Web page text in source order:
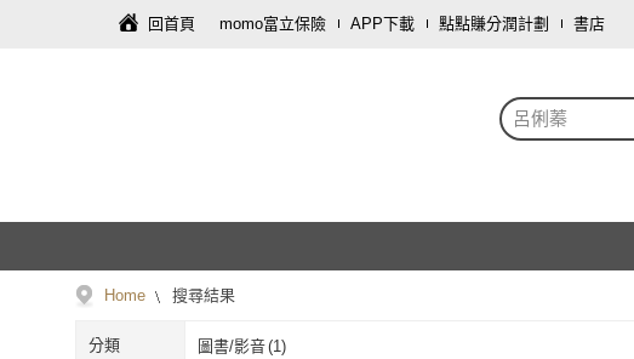
回首頁 momo富立保險 APP下載 點點賺分潤計劃 書店
呂俐蓁
Home 搜尋結果
分類 圖書/影音(1)